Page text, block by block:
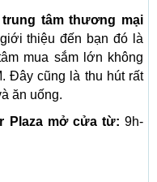
trung tâm thương mại
thiệu đến bạn đó là
mua sắm lớn không
Đây cũng là thu hút rất
ăn uống.
Plaza mở cửa từ: 9h-